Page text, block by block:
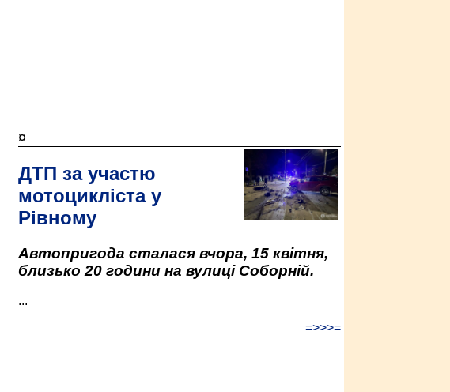
¤
ДТП за участю
мотоцикліста у
Рівному
Автопригода сталася вчора, 15 квітня,
близько 20 години на вулиці Соборній.
...
=>>>=